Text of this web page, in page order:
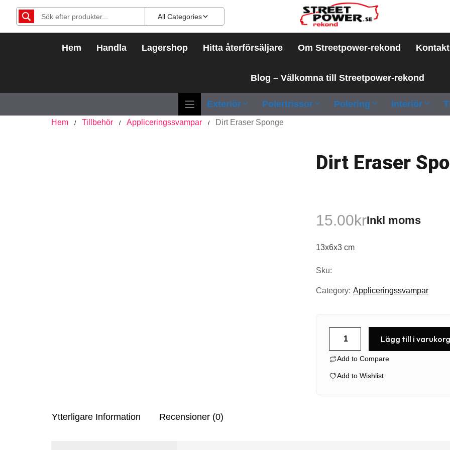
Hoppa
innehåll
All Categories
Hem Handla Lagershop Hitta återförsäljare Om Streetpower-rekond Kontakt
Blog – Välkomna till Streetpower-rekond
Exteriör Polertrissor Polering Interiör
Hem / Tillbehör / Appliceringssvampar / Dirt Eraser Sponge
Dirt Eraser
15.00krInkl moms
13x6x3 cm
Sku:
Category: Appliceringssvampar
Sponge
mängd
Lägg till i
Add to Compare
Add to Wishlist
Ytterligare Information Recensioner (0)